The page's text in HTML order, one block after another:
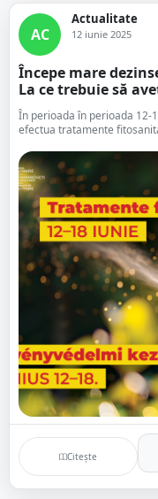
AC
Actualitate
12 iunie 2025
Începe mare
La ce trebuie să
În perioada în perioada 12-
efectua tratamente
Citește